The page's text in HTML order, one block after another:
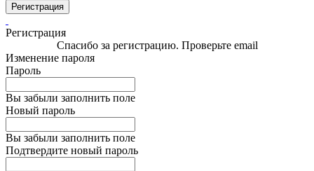
Регистрация
Регистрация
Спасибо за регистрацию. Проверьте email
Изменение пароля
Пароль
Вы забыли заполнить поле
Новый пароль
Вы забыли заполнить поле
Подтвердите новый пароль